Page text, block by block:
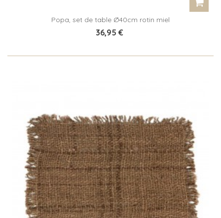
Popa, set de table Ø40cm rotin miel
36,95 €